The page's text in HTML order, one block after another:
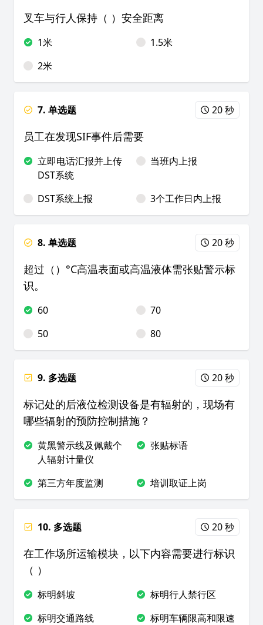
叉车与行人保持（ ）安全距离
1米
1.5米
2米
7. 单选题 20 秒
员工在发现SIF事件后需要
立即电话汇报并上传
DST系统
当班内上报
DST系统上报 3个工作日内上报
8. 单选题 20 秒
超过（）°C高温表面或高温液体需张贴警示标
识。
60
70
50
80
9. 多选题 20 秒
标记处的后液位检测设备是有辐射的，现场有
哪些辐射的预防控制措施？
黄黑警示线及佩戴个
人辐射计量仪
张贴标语
第三方年度监测 培训取证上岗
10. 多选题 20 秒
在工作场所运输模块，以下内容需要进行标识
（ ）
标明斜坡
标明行人禁行区
标明交通路线
标明车辆限高和限速